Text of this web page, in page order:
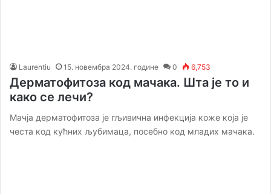
Laurentiu 15. новембра 2024. године 0 6,753
Дерматофитоза код мачака. Шта је то и
како се лечи?
Мачја дерматофитоза је гљивична инфекција коже која је
честа код кућних љубимаца, посебно код младих мачака.